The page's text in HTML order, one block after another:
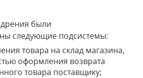
были
следующие подсистемы:
товара на склад магазина,
оформления возврата
товара поставщику;